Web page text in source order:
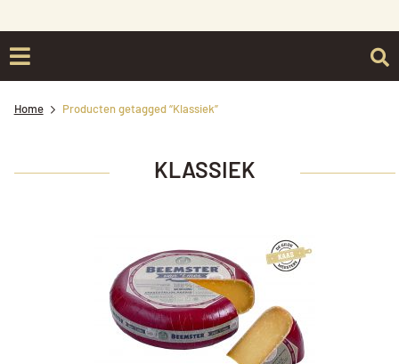
Home Producten getagged “Klassiek”
KLASSIEK